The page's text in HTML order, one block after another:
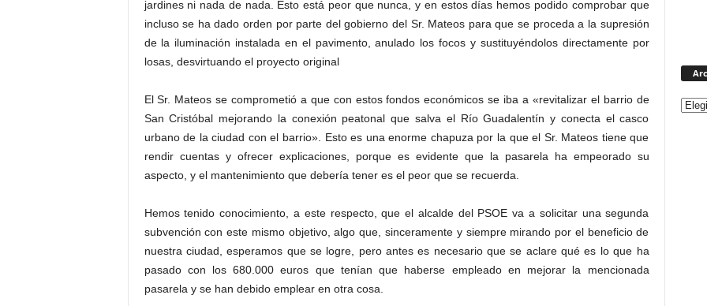
jardines ni nada de nada. Esto está peor que nunca, y en estos días hemos podido comprobar que
incluso se ha dado orden por parte del gobierno del Sr. Mateos para que se proceda a la supresión
de la iluminación instalada en el pavimento, anulado los focos y sustituyéndolos directamente por
losas, desvirtuando el proyecto original
El Sr. Mateos se comprometió a que con estos fondos económicos se iba a «revitalizar el barrio de
San Cristóbal mejorando la conexión peatonal que salva el Río Guadalentín y conecta el casco
urbano de la ciudad con el barrio». Esto es una enorme chapuza por la que el Sr. Mateos tiene que
rendir cuentas y ofrecer explicaciones, porque es evidente que la pasarela ha empeorado su
aspecto, y el mantenimiento que debería tener es el peor que se recuerda.
Hemos tenido conocimiento, a este respecto, que el alcalde del PSOE va a solicitar una segunda
subvención con este mismo objetivo, algo que, sinceramente y siempre mirando por el beneficio de
nuestra ciudad, esperamos que se logre, pero antes es necesario que se aclare qué es lo que ha
pasado con los 680.000 euros que tenían que haberse empleado en mejorar la mencionada
pasarela y se han debido emplear en otra cosa.